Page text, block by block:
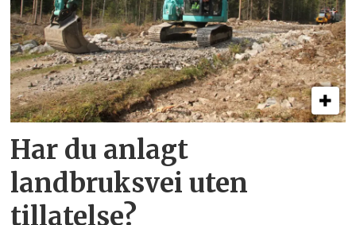
Har du anlagt
landbruksvei uten
tillatelse?